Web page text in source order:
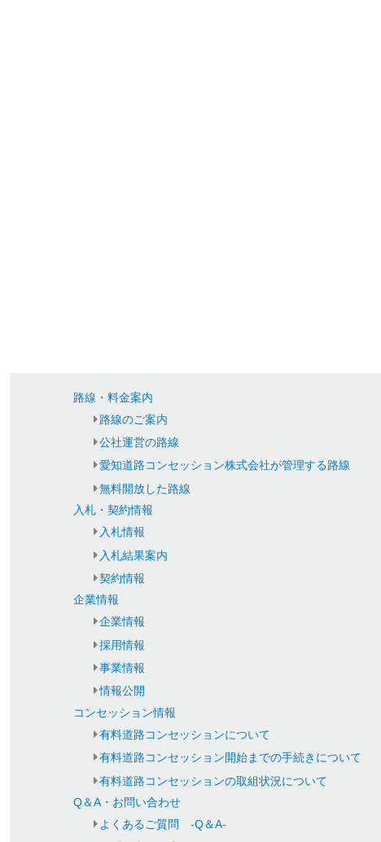
路線・料金案内
路線のご案内
公社運営の路線
愛知道路コンセッション株式会社が管理する路線
無料開放した路線
入札・契約情報
入札情報
入札結果案内
契約情報
企業情報
企業情報
採用情報
事業情報
情報公開
コンセッション情報
有料道路コンセッションについて
有料道路コンセッション開始までの手続きについて
有料道路コンセッションの取組状況について
Q＆A・お問い合わせ
よくあるご質問 -Q＆A-